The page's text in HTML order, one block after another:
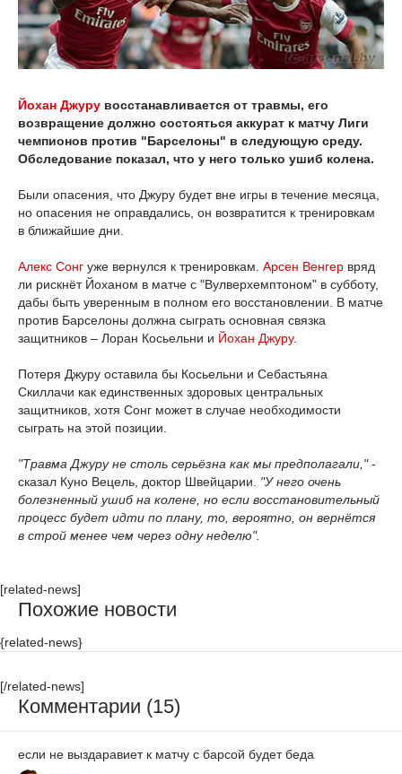
Йохан Джуру восстанавливается от травмы, его
возвращение должно состояться аккурат к матчу Лиги
чемпионов против "Барселоны" в следующую среду.
Обследование показал, что у него только ушиб колена.
Были опасения, что Джуру будет вне игры в течение месяца,
но опасения не оправдались, он возвратится к тренировкам
в ближайшие дни.
Алекс Сонг уже вернулся к тренировкам. Арсен Венгер вряд
ли рискнёт Йоханом в матче с "Вулверхемптоном" в субботу,
дабы быть уверенным в полном его восстановлении. В матче
против Барселоны должна сыграть основная связка
защитников – Лоран Косьельни и Йохан Джуру.
Потеря Джуру оставила бы Косьельни и Себастьяна
Скиллачи как единственных здоровых центральных
защитников, хотя Сонг может в случае необходимости
сыграть на этой позиции.
"Травма Джуру не столь серьёзна как мы предполагали,"-
сказал Куно Вецель, доктор Швейцарии. "У него очень
болезненный ушиб на колене, но если восстановительный
процесс будет идти по плану, то, вероятно, он вернётся
в строй менее чем через одну неделю".
[related-news]
Похожие новости
{related-news}
[/related-news]
Комментарии (15)
если не выздаравиет к матчу с барсой будет беда